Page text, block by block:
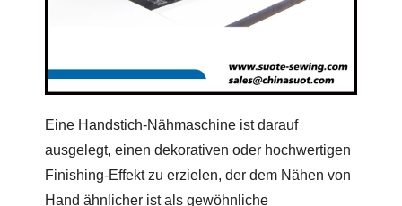
Eine Handstich-Nähmaschine ist darauf
ausgelegt, einen dekorativen oder hochwertigen
Finishing-Effekt zu erzielen, der dem Nähen von
Hand ähnlicher ist als gewöhnliche